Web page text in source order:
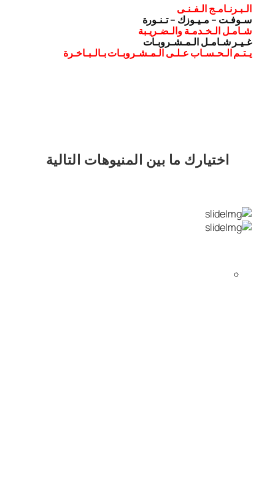
الـبـرنـامـج الـفـنـى
سـوفـت – مـيـوزك – تـنـورة
شـامـل الـخـدمـة والـضـريـبة
غـيـر شـامـل الـمـشـروبـات
يـتـم الـحـسـاب عـلـى الـمـشـروبـات بـالـبـاخـرة
اختيارك ما بين المنيوهات التالية